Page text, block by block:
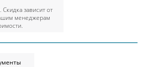
зависит от
менеджерам